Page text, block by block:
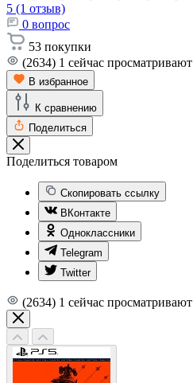
5 (1 отзыв)
0 вопрос
53 покупки
(2634) 1 сейчас просматривают
В избранное
К сравнению
Поделиться
Поделиться товаром
Скопировать ссылку
ВКонтакте
Одноклассники
Telegram
Twitter
(2634) 1 сейчас просматривают